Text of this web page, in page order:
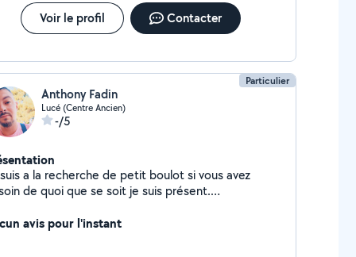
Voir le profil Contacter
Particulier
Anthony Fadin
Lucé (Centre Ancien)
-/5
a la recherche de petit boulot si vous avez
de quoi que se soit je suis présent.
avis pour l'instant